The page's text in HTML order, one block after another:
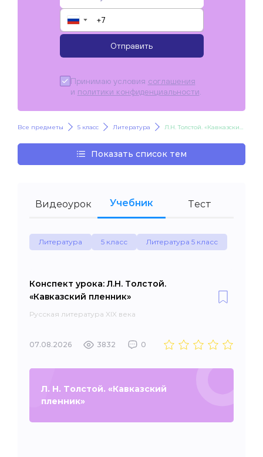
▼
Отправить
Принимаю условия соглашения
и политики конфиденциальности
Все предметы 5 класс Литература Л.Н. Толстой. «Кавказский пленник»
Показать список тем
Видеоурок Учебник Тест
Литература 5 класс Литература 5 класс
Конспект урока: Л.Н. Толстой.
«Кавказский пленник»
Русская литература XIX века
07.08.2026 3832 0
Л. Н. Толстой. «Кавказский
пленник»